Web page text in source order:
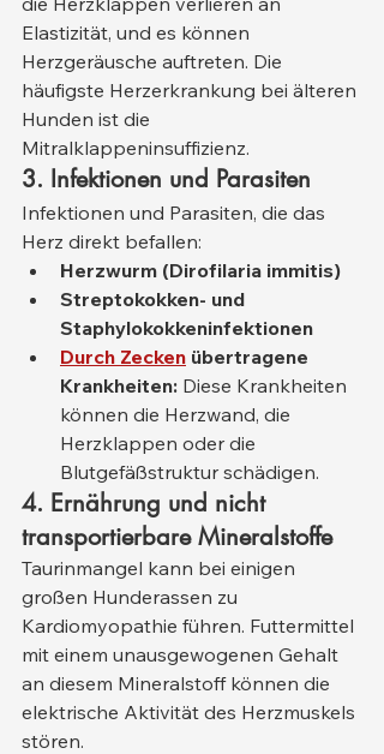
Elastizität, und es können
Herzgeräusche auftreten. Die
häufigste Herzerkrankung bei älteren
Hunden ist die
Mitralklappeninsuffizienz.
3. Infektionen und Parasiten
Infektionen und Parasiten, die das
Herz direkt befallen:
Herzwurm (Dirofilaria immitis)
Streptokokken- und
Staphylokokkeninfektionen
Durch Zecken übertragene
Krankheiten: Diese Krankheiten
können die Herzwand, die
Herzklappen oder die
Blutgefäßstruktur schädigen.
4. Ernährung und nicht
transportierbare Mineralstoffe
Taurinmangel kann bei einigen
großen Hunderassen zu
Kardiomyopathie führen. Futtermittel
mit einem unausgewogenen Gehalt
an diesem Mineralstoff können die
elektrische Aktivität des Herzmuskels
stören.